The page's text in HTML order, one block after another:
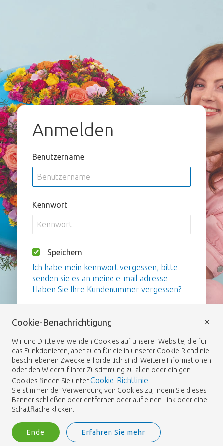
Anmelden
Benutzername
Kennwort
Speichern
Ich habe mein kennwort vergessen, bitte
senden sie es an meine e-mail adresse
Haben Sie Ihre Kundenummer vergessen?
Cookie-Benachrichtigung
Wir und Dritte verwenden Cookies auf unserer Website, die für
das Funktionieren, aber auch für die in unserer Cookie-Richtlinie
beschriebenen Zwecke erforderlich sind. Weitere Informationen
oder den Widerruf Ihrer Zustimmung zu allen oder einigen
Cookies finden Sie unterCookie-Richtlinie.
Sie stimmen der Verwendung von Cookies zu, indem Sie dieses
Banner schließen oder entfernen oder auf einen Link oder eine
Schaltfläche klicken.
Ende Erfahren Sie mehr
×